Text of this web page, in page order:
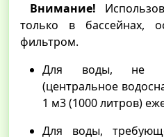
Внимание!
только в бассейнах,
фильтром.
Для воды, не
(центральное
1 м3 (1000 литров)
Для воды,